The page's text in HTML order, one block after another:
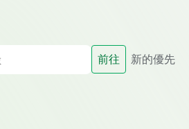
前往 新的優先